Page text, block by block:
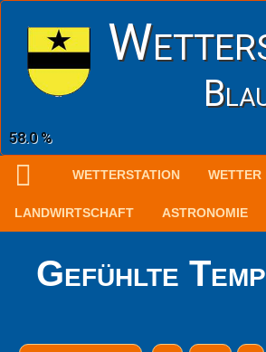
58.0 %
WETTERSTATION WETTER
LANDWIRTSCHAFT ASTRONOMIE
Gefühlte